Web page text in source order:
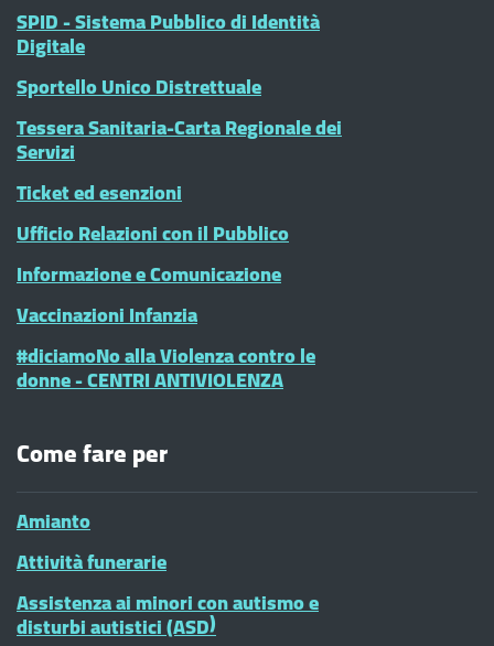
SPID - Sistema Pubblico di Identità
Digitale
Sportello Unico Distrettuale
Tessera Sanitaria-Carta Regionale dei
Servizi
Ticket ed esenzioni
Ufficio Relazioni con il Pubblico
Informazione e Comunicazione
Vaccinazioni Infanzia
#diciamoNo alla Violenza contro le
donne - CENTRI ANTIVIOLENZA
Come fare per
Amianto
Attività funerarie
Assistenza ai minori con autismo e
disturbi autistici (ASD)